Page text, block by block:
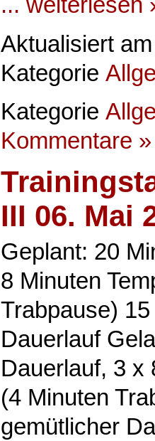
Aktualisiert
Kategorie
Kategorie
Kommentare »
III 06. Mai
Geplant: 20
8 Minuten
Trabpause)
Dauerlauf
Dauerlauf, 3 x
(4 Minuten
gemütlicher